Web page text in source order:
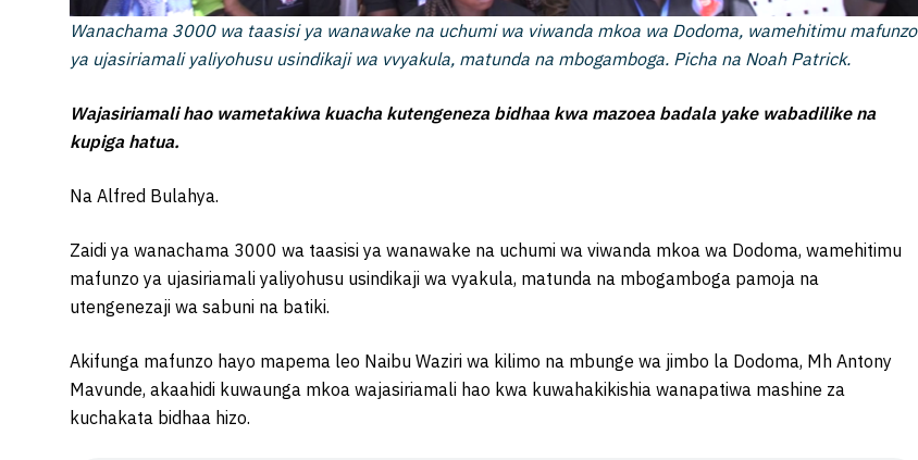
Wanachama 3000 wa taasisi ya wanawake na uchumi wa viwanda mkoa wa Dodoma, wamehitimu mafunzo
ya ujasiriamali yaliyohusu usindikaji wa vvyakula, matunda na mbogamboga. Picha na Noah Patrick.
Wajasiriamali hao wametakiwa kuacha kutengeneza bidhaa kwa mazoea badala yake wabadilike na
kupiga hatua.
Na Alfred Bulahya.
Zaidi ya wanachama 3000 wa taasisi ya wanawake na uchumi wa viwanda mkoa wa Dodoma, wamehitimu
mafunzo ya ujasiriamali yaliyohusu usindikaji wa vyakula, matunda na mbogamboga pamoja na
utengenezaji wa sabuni na batiki.
Akifunga mafunzo hayo mapema leo Naibu Waziri wa kilimo na mbunge wa jimbo la Dodoma, Mh Antony
Mavunde, akaahidi kuwaunga mkoa wajasiriamali hao kwa kuwahakikishia wanapatiwa mashine za
kuchakata bidhaa hizo.